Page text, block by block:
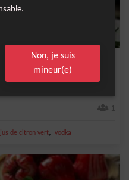
1
jus de citron vert, vodka
Non, je suis
mineur(e)